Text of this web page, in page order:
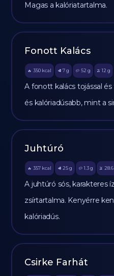
Magas a kalóriatartalma.
Fonott Kalács
🔥 350 kcal 🥩 7 g 🥔 52 g 🫒 12 g
A fonott kalács tojással és
és kalóriadúsabb, mint a
Juhtúró
🔥 357 kcal 🥩 25 g 🥔 1.3g 🫒 28.6
A juhtúró sós, karakteres
zsírtartalma. Kenyérre
kalóriadús.
Csirke Farhát